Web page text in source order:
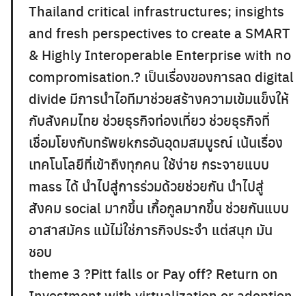
Thailand critical infrastructures; insights
and fresh perspectives to create a SMART
& Highly Interoperable Enterprise with no
compromisation.? เป็นเรื่องของการลด digital
divide มีการนำไอทีมาช่วยสร้างความเข้มแข็งให้
กับสังคมไทย ช่วยธุรกิจท่องเที่ยว ช่วยธุรกิจที่
เชื่อมโยงกับทรัพยkกรอันอุดมสมบูรณ์ เน้นเรื่อง
เทคโนโลยีที่เข้าถึงทุกคน ใช้ง่าย กระจายแบบ
mass ได้ นำไปสู่การร่วมด้วยช่วยกัน นำไปสู่
สังคม social มากขึ้น เกื้อกูลมากขึ้น ช่วยกันแบบ
อาสาสมัคร แม้ไม่ใช่ภารกิจประจำ แต่สนุก มัน
ชอบ
theme 3 ?Pitt falls or Pay off? Return on